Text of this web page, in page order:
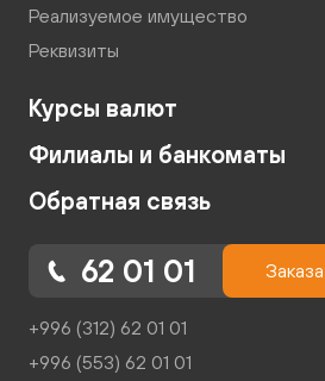
Реализуемое имущество
Реквизиты
Курсы валют
Филиалы и банкоматы
Обратная связь
62 01 01
+996 (312) 62 01 01
+996 (553) 62 01 01